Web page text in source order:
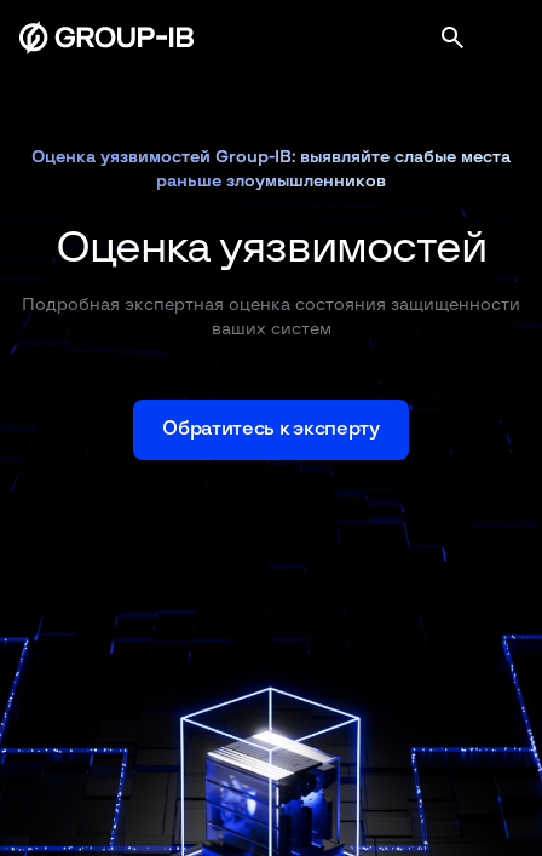
Оценка уязвимостей Group-IB: выявляйте слабые места
раньше злоумышленников
Оценка уязвимостей
Подробная экспертная оценка состояния защищенности
ваших систем
Обратитесь к эксперту